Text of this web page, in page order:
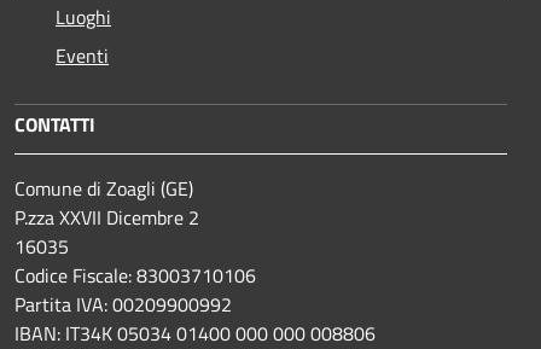
Luoghi
Eventi
CONTATTI
Comune di Zoagli (GE)
P.zza XXVII Dicembre 2
16035
Codice Fiscale: 83003710106
Partita IVA: 00209900992
IBAN: IT34K 05034 01400 000 000 008806